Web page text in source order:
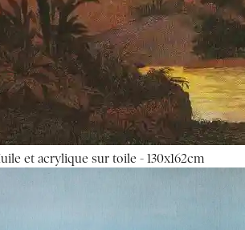
et acrylique sur toile - 130x162cm